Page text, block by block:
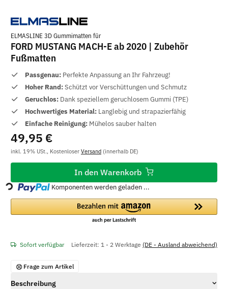
ELMASLINE 3D Gummimatten für
FORD MUSTANG MACH-E ab 2020 | Zubehör
Fußmatten
Passgenau: Perfekte Anpassung an Ihr Fahrzeug!
Hoher Rand:Schützt vor Verschüttungen und Schmutz
Geruchlos: Dank speziellem geruchlosem Gummi (TPE)
Hochwertiges Material: Langlebig und strapazierfähig
Einfache Reinigung: Mühelos sauber halten
49,95 €
inkl. 19% USt., Kostenloser Versand (innerhalb DE)
In den Warenkorb
Loading... Komponenten werden geladen ...
Sofort verfügbar Lieferzeit: 1 - 2 Werktage (DE - Ausland abweichend)
Frage zum Artikel
Beschreibung